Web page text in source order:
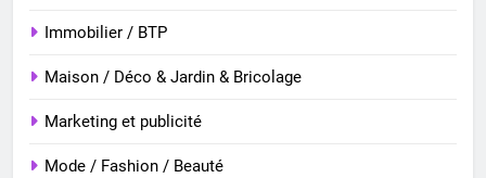
Immobilier / BTP
Maison / Déco & Jardin & Bricolage
Marketing et publicité
Mode / Fashion / Beauté